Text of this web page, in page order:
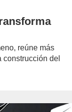
reúne más
del